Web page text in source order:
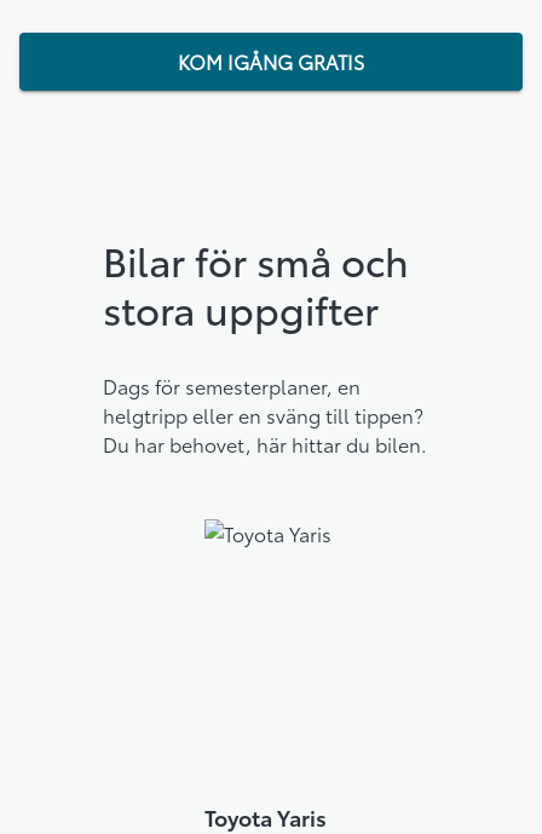
KOM IGÅNG GRATIS
Bilar för små och
stora uppgifter
Dags för semesterplaner, en
helgtripp eller en sväng till tippen?
Du har behovet, här hittar du bilen.
Toyota Yaris